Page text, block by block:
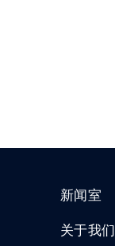
新闻室
关于我们